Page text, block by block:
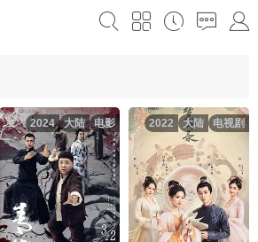
电影
大陆
2024 电视剧
大陆
2022